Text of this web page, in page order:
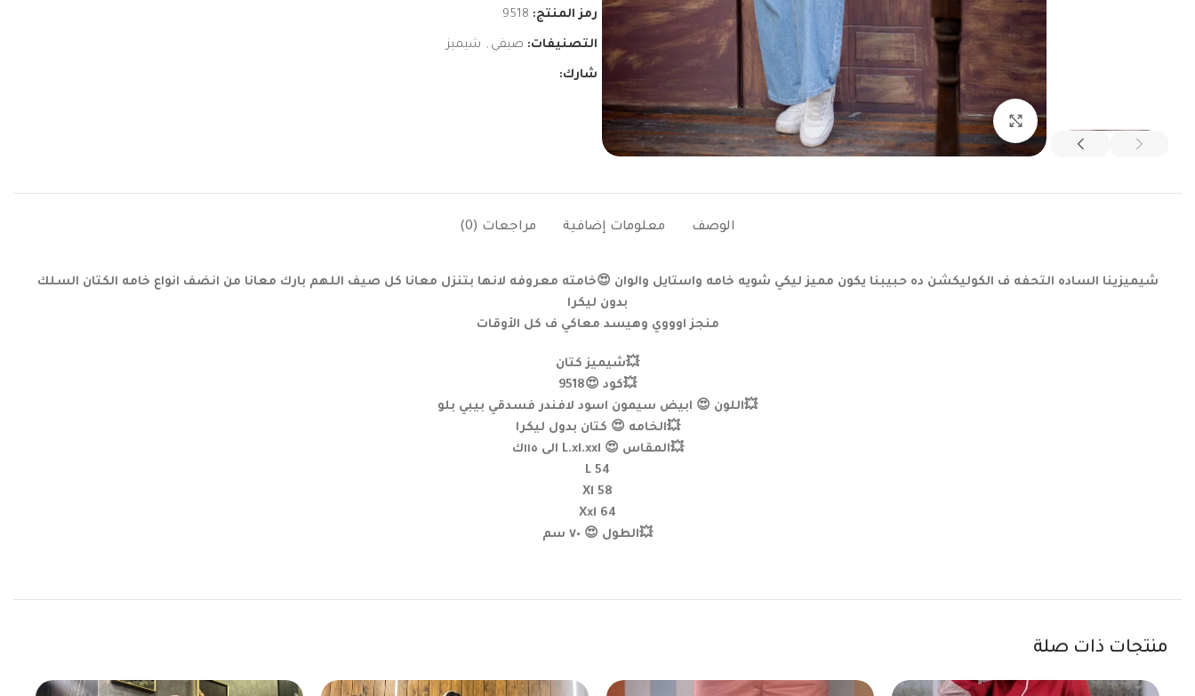
اضغط للتكبير
رمز المنتج: 9518
التصنيفات: صيفي , شيميز
شارك:
الوصف معلومات إضافية مراجعات (0)
شيميزينا الساده التحفه ف الكوليكشن ده حبيبنا يكون مميز ليكي شويه خامه واستايل والوان 😍خامته معروفه لانها بتنزل معانا كل صيف اللهم بارك معانا من انضف انواع خامه الكتان السلك
بدون ليكرا
منجز اوووي وهيسد معاكي ف كل الأوقات
💥شيميز كتان
💥كود 😍9518
💥اللون 😍 ابيض سيمون اسود لافندر فسدقي بيبي بلو
💥الخامه 😍 كتان بدول ليكرا
💥المقاس 😍 L.xl.xxl الى ١١٥ك
L 54
Xl 58
Xxl 64
💥الطول 😍 ٧٠ سم
منتجات ذات صلة